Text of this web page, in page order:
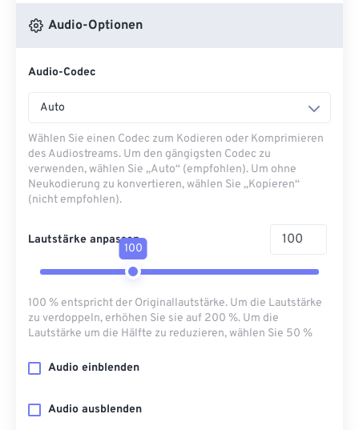
Audio-Optionen
Audio-Codec
Auto
Wählen Sie einen Codec zum Kodieren oder Komprimieren
des Audiostreams. Um den gängigsten Codec zu
verwenden, wählen Sie „Auto“ (empfohlen). Um ohne
Neukodierung zu konvertieren, wählen Sie „Kopieren“
(nicht empfohlen).
Lautstärke anpassen
100
100 % entspricht der Originallautstärke. Um die Lautstärke
zu verdoppeln, erhöhen Sie sie auf 200 %. Um die
Lautstärke um die Hälfte zu reduzieren, wählen Sie 50 %
Audio einblenden
Audio ausblenden